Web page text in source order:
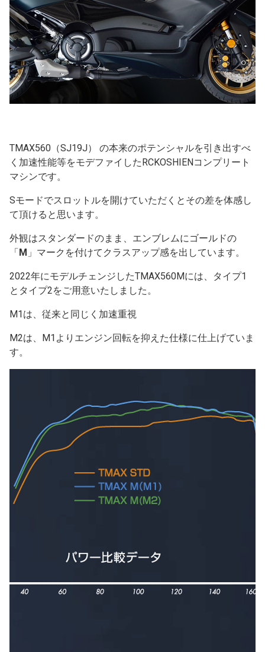
TMAX560（SJ19J） の本来のポテンシャルを引き出すべ
く加速性能等をモデファイしたRCKOSHIENコンプリート
マシンです。
Sモードでスロットルを開けていただくとその差を体感し
て頂けると思います。
外観はスタンダードのまま、エンブレムにゴールドの
「M 」マークを付けてクラスアップ感を出しています。
2022年にモデルチェンジしたTMAX560Mには、タイプ1
とタイプ2をご用意いたしました。
M1は、従来と同じく加速重視
M2は、M1よりエンジン回転を抑えた仕様に仕上げていま
す。